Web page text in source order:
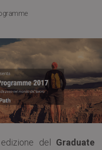
del Graduate